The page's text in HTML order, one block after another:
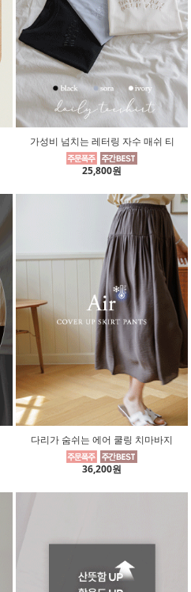
가성비 넘치는 레터링 자수 매쉬 티
25,800원
다리가 숨쉬는 에어 쿨링 치마바지
36,200원